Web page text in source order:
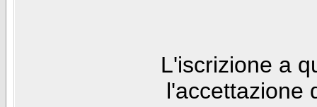
L'iscrizione a
l'accettazione